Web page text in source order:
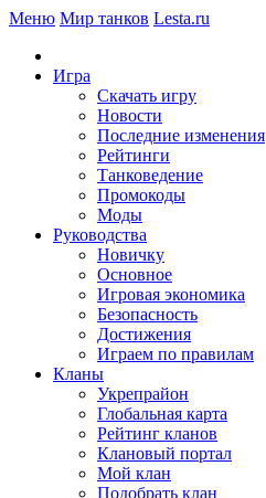
Меню Мир танков Lesta.ru
Игра
Скачать игру
Новости
Последние изменения
Рейтинги
Танковедение
Промокоды
Моды
Руководства
Новичку
Основное
Игровая экономика
Безопасность
Достижения
Играем по правилам
Кланы
Укрепрайон
Глобальная карта
Рейтинг кланов
Клановый портал
Мой клан
Подобрать клан